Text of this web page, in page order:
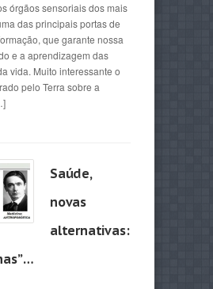
órgãos sensoriais dos mais
das principais portas de
que garante nossa
e a aprendizagem das
vida. Muito interessante o
pelo Terra sobre a
Saúde,
novas
alternativas:
…